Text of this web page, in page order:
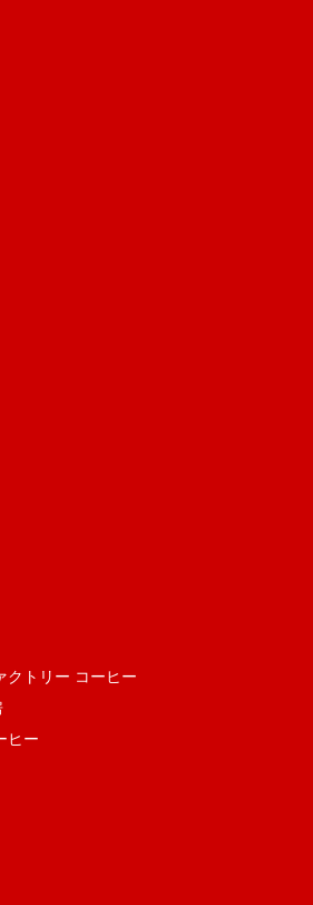
トリー コーヒー
ヒー